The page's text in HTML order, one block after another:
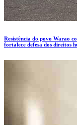
Resistência do povo Warao
fortalece defesa dos direitos